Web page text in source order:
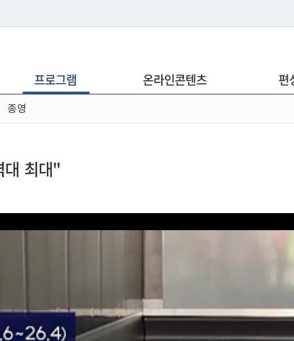
도메인 주소를 확인해 보세요
프로그램 온라인콘텐츠 편
종영
대 최대"